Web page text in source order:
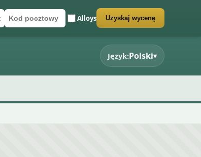
Alloys Uzyskaj wycenę
Język:Polski▾